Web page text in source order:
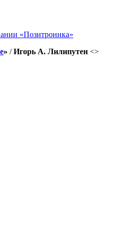
» /Игорь А. Лилипутен <>